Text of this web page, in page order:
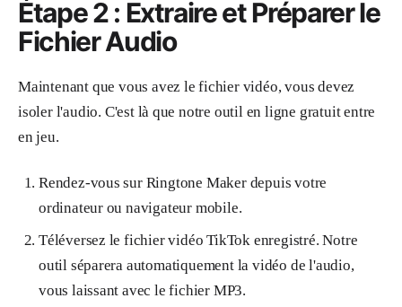
Étape 2 : Extraire et Préparer le
Fichier Audio
Maintenant que vous avez le fichier vidéo, vous devez
isoler l'audio. C'est là que notre outil en ligne gratuit entre
en jeu.
Rendez-vous sur Ringtone Maker depuis votre
ordinateur ou navigateur mobile.
Téléversez le fichier vidéo TikTok enregistré. Notre
outil séparera automatiquement la vidéo de l'audio,
vous laissant avec le fichier MP3.